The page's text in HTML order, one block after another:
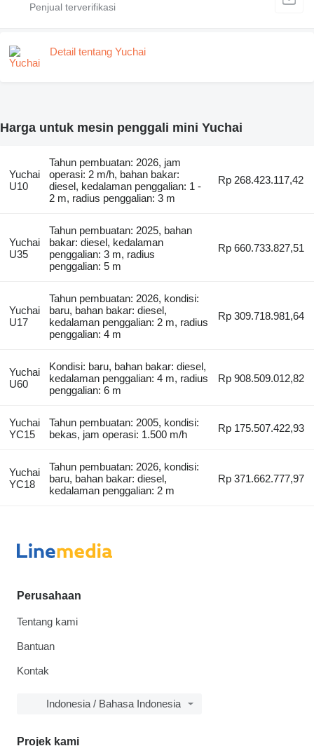
Detail tentang Yuchai
Harga untuk mesin penggali mini Yuchai
Yuchai
U10
Tahun pembuatan: 2026, jam
operasi: 2 m/h, bahan bakar:
diesel, kedalaman penggalian: 1 -
2 m, radius penggalian: 3 m
Rp 268.423.117,42
Yuchai
U35
Tahun pembuatan: 2025, bahan
bakar: diesel, kedalaman
penggalian: 3 m, radius
penggalian: 5 m
Rp 660.733.827,51
Yuchai
U17
Tahun pembuatan: 2026, kondisi:
baru, bahan bakar: diesel,
kedalaman penggalian: 2 m, radius
penggalian: 4 m
Rp 309.718.981,64
Yuchai
U60
Kondisi: baru, bahan bakar: diesel,
kedalaman penggalian: 4 m, radius
penggalian: 6 m
Rp 908.509.012,82
Yuchai
YC15
Tahun pembuatan: 2005, kondisi:
bekas, jam operasi: 1.500 m/h
Rp 175.507.422,93
Yuchai
YC18
Tahun pembuatan: 2026, kondisi:
baru, bahan bakar: diesel,
kedalaman penggalian: 2 m
Rp 371.662.777,97
Perusahaan
Tentang kami
Bantuan
Kontak
Indonesia / Bahasa Indonesia
Projek kami